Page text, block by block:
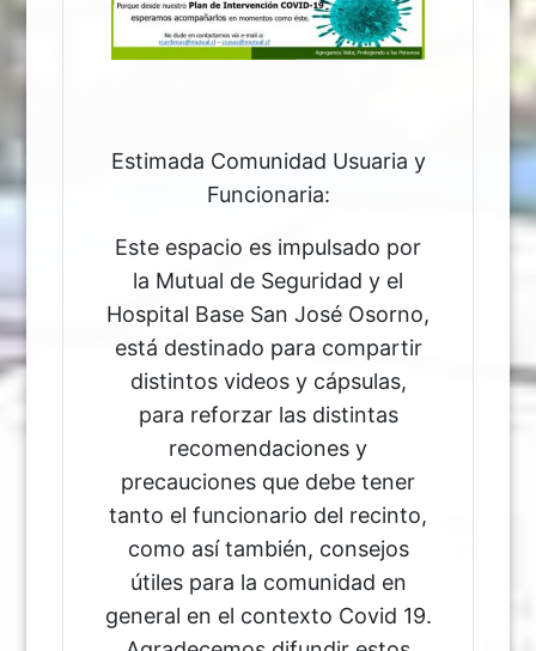
Estimada Comunidad Usuaria y
Funcionaria:
Este espacio es impulsado por
la Mutual de Seguridad y el
Hospital Base San José Osorno,
está destinado para compartir
distintos videos y cápsulas,
para reforzar las distintas
recomendaciones y
precauciones que debe tener
tanto el funcionario del recinto,
como así también, consejos
útiles para la comunidad en
general en el contexto Covid 19.